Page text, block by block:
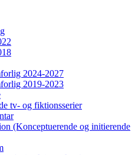
2024-2027
2019-2023
tv- og fiktionsserier
(Konceptuerende og initierende